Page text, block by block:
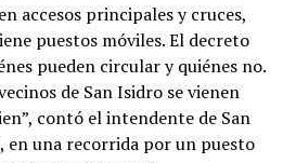
accesos principales y cruces,
puestos móviles. El decreto
pueden circular y quiénes no.
de San Isidro se vienen
contó el intendente de San
en una recorrida por un puesto